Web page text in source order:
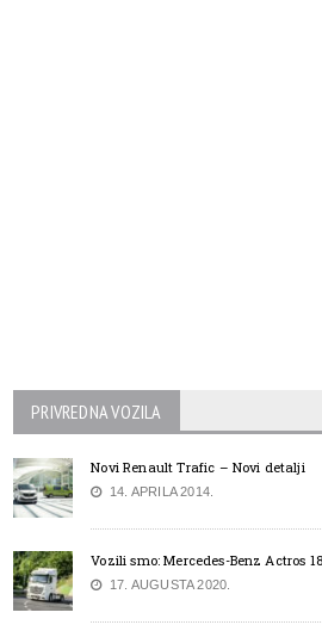
PRIVREDNA VOZILA
Novi Renault Trafic – Novi detalji
14. APRILA 2014.
Vozili smo: Mercedes-Benz Actros
17. AUGUSTA 2020.